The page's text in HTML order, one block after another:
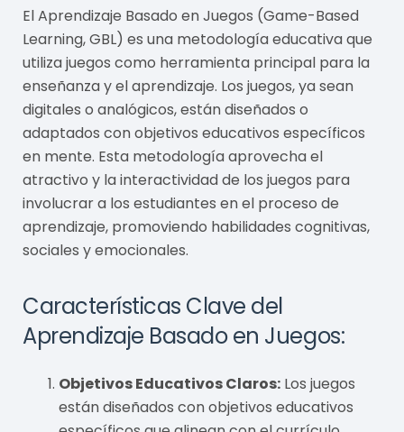
El Aprendizaje Basado en Juegos (Game-Based
Learning, GBL) es una metodología educativa que
utiliza juegos como herramienta principal para la
enseñanza y el aprendizaje. Los juegos, ya sean
digitales o analógicos, están diseñados o
adaptados con objetivos educativos específicos
en mente. Esta metodología aprovecha el
atractivo y la interactividad de los juegos para
involucrar a los estudiantes en el proceso de
aprendizaje, promoviendo habilidades cognitivas,
sociales y emocionales.
Características Clave del
Aprendizaje Basado en Juegos:
Objetivos Educativos Claros: Los juegos
están diseñados con objetivos educativos